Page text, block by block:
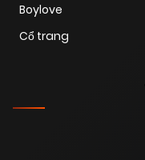
Boylove
Cổ trang